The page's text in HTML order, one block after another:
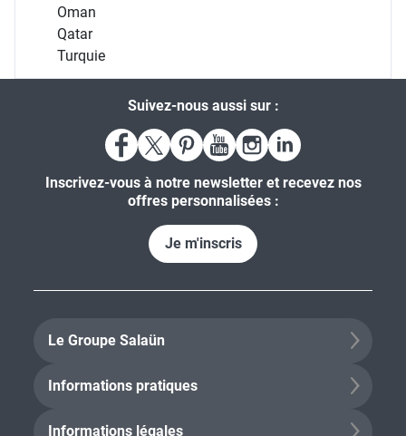
Oman
Qatar
Turquie
Suivez-nous aussi sur :
Inscrivez-vous à notre newsletter et recevez nos
offres personnalisées :
Je m'inscris
Le Groupe Salaün
Informations pratiques
Informations légales